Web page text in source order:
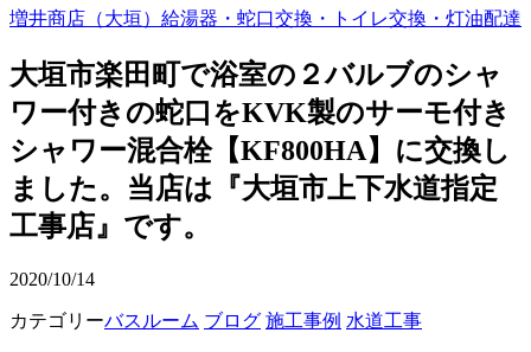
増井商店（大垣）給湯器・蛇口交換・トイレ交換・灯油配達
大垣市楽田町で浴室の２バルブのシャ
ワー付きの蛇口をKVK製のサーモ付き
シャワー混合栓【KF800HA】に交換し
ました。当店は『大垣市上下水道指定
工事店』です。
2020/10/14
カテゴリーバスルーム ブログ 施工事例 水道工事